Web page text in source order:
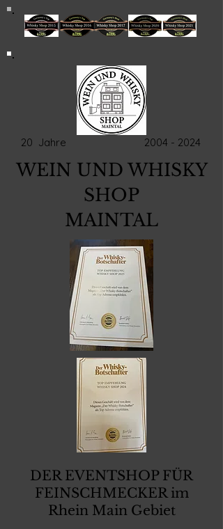
20 Jahre 2004 - 2024
WEIN UND WHISKY
SHOP
MAINTAL
DER EVENTSHOP FÜR
FEINSCHMECKER im
Rhein Main Gebiet